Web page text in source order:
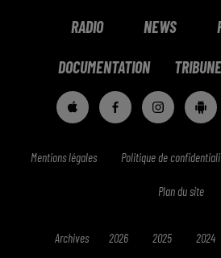
RADIO NEWS
DOCUMENTATION
Mentions légales Politique de
Plan du site
Archives 2026 2025 2024